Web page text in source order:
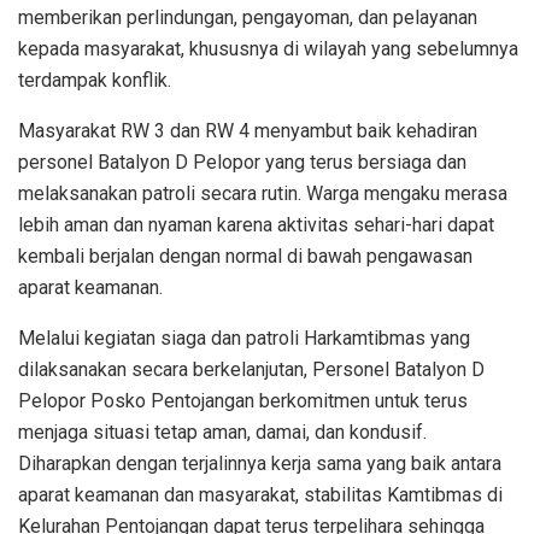
memberikan perlindungan, pengayoman, dan pelayanan
kepada masyarakat, khususnya di wilayah yang sebelumnya
terdampak konflik.
Masyarakat RW 3 dan RW 4 menyambut baik kehadiran
personel Batalyon D Pelopor yang terus bersiaga dan
melaksanakan patroli secara rutin. Warga mengaku merasa
lebih aman dan nyaman karena aktivitas sehari-hari dapat
kembali berjalan dengan normal di bawah pengawasan
aparat keamanan.
Melalui kegiatan siaga dan patroli Harkamtibmas yang
dilaksanakan secara berkelanjutan, Personel Batalyon D
Pelopor Posko Pentojangan berkomitmen untuk terus
menjaga situasi tetap aman, damai, dan kondusif.
Diharapkan dengan terjalinnya kerja sama yang baik antara
aparat keamanan dan masyarakat, stabilitas Kamtibmas di
Kelurahan Pentojangan dapat terus terpelihara sehingga